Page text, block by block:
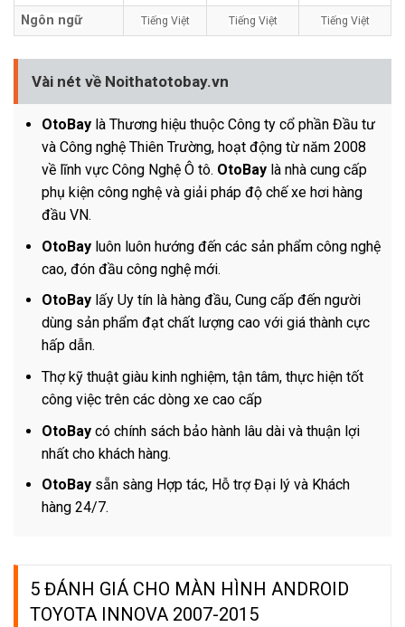
Ngôn ngữ Tiếng Việt Tiếng Việt Tiếng Việt
Vài nét về Noithatotobay.vn
OtoBaylà Thương hiệu thuộc Công ty cổ phần Đầu tư
và Công nghệ Thiên Trường, hoạt động từ năm 2008
về lĩnh vực Công Nghệ Ô tô. OtoBaylà nhà cung cấp
phụ kiện công nghệ và giải pháp độ chế xe hơi hàng
đầu VN.
OtoBayluôn luôn hướng đến các sản phẩm công nghệ
cao, đón đầu công nghệ mới.
OtoBaylấy Uy tín là hàng đầu, Cung cấp đến người
dùng sản phẩm đạt chất lượng cao với giá thành cực
hấp dẫn.
Thợ kỹ thuật giàu kinh nghiệm, tận tâm, thực hiện tốt
công việc trên các dòng xe cao cấp
OtoBaycó chính sách bảo hành lâu dài và thuận lợi
nhất cho khách hàng.
OtoBaysẵn sàng Hợp tác, Hỗ trợ Đại lý và Khách
hàng 24/7.
5 ĐÁNH GIÁ CHO MÀN HÌNH ANDROID
TOYOTA INNOVA 2007-2015